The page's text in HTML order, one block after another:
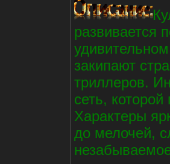
развивается
закипают
триллеров.
сеть,
Характеры
до мелочей,